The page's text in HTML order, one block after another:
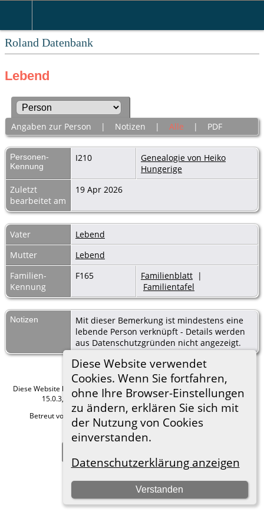
Roland Datenbank
Diese Website verwendet
Cookies. Wenn Sie fortfahren,
ohne Ihre Browser-Einstellungen
zu ändern, erklären Sie sich mit
der Nutzung von Cookies
einverstanden.
Datenschutzerklärung anzeigen
Verstanden
Lebend
Angaben zur Person | Notizen | Alle | PDF
Personen-
Kennung
I210
Genealogie von Heiko
Hungerige
Zuletzt
bearbeitet am
19 Apr 2026
Vater
Lebend
Mutter
Lebend
Familien-
Kennung
F165 Familienblatt |
Familientafel
Notizen
Mit dieser Bemerkung ist mindestens eine
lebende Person verknüpft - Details werden
aus Datenschutzgründen nicht angezeigt.
Diese Website läuft mit The Next Generation of Genealogy Sitebuilding
15.0.3, programmiert von Darrin Lythgoe © 2001-2026.
Betreut von
Roland zu Dortmund e.V. Datenschutzerklärung
Hier geht es zum Impressum